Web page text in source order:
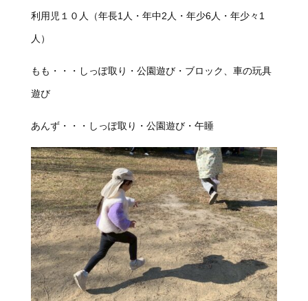
利用児１０人（年長1人・年中2人・年少6人・年少々1
人）
もも・・・しっぽ取り・公園遊び・ブロック、車の玩具
遊び
あんず・・・しっぽ取り・公園遊び・午睡